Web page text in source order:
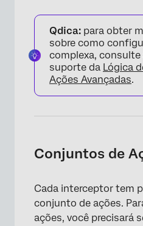
Qdica: para obter
sobre como
complexa, consulte
suporte da Lógica
Ações Avançadas.
Conjuntos de
Cada interceptor tem
conjunto de ações.
ações, você precisará